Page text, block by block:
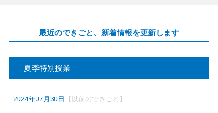
最近のできごと、新着情報を更新します
夏季特別授業
2024年07月30日 【以前のできごと】